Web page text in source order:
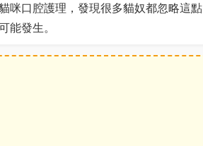
咪口腔護理，發現很多貓奴都忽略這
能發生。